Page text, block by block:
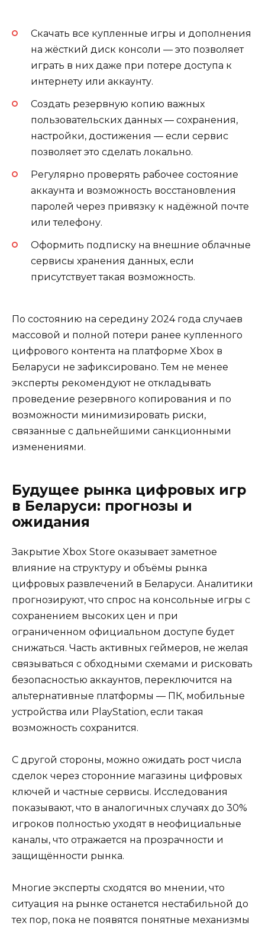
Скачать все купленные игры и дополнения
на жёсткий диск консоли — это позволяет
играть в них даже при потере доступа к
интернету или аккаунту.
Создать резервную копию важных
пользовательских данных — сохранения,
настройки, достижения — если сервис
позволяет это сделать локально.
Регулярно проверять рабочее состояние
аккаунта и возможность восстановления
паролей через привязку к надёжной почте
или телефону.
Оформить подписку на внешние облачные
сервисы хранения данных, если
присутствует такая возможность.
По состоянию на середину 2024 года случаев
массовой и полной потери ранее купленного
цифрового контента на платформе Xbox в
Беларуси не зафиксировано. Тем не менее
эксперты рекомендуют не откладывать
проведение резервного копирования и по
возможности минимизировать риски,
связанные с дальнейшими санкционными
изменениями.
Будущее рынка цифровых игр
в Беларуси: прогнозы и
ожидания
Закрытие Xbox Store оказывает заметное
влияние на структуру и объёмы рынка
цифровых развлечений в Беларуси. Аналитики
прогнозируют, что спрос на консольные игры с
сохранением высоких цен и при
ограниченном официальном доступе будет
снижаться. Часть активных геймеров, не желая
связываться с обходными схемами и рисковать
безопасностью аккаунтов, переключится на
альтернативные платформы — ПК, мобильные
устройства или PlayStation, если такая
возможность сохранится.
С другой стороны, можно ожидать рост числа
сделок через сторонние магазины цифровых
ключей и частные сервисы. Исследования
показывают, что в аналогичных случаях до 30%
игроков полностью уходят в неофициальные
каналы, что отражается на прозрачности и
защищённости рынка.
Многие эксперты сходятся во мнении, что
ситуация на рынке останется нестабильной до
тех пор, пока не появятся понятные механизмы